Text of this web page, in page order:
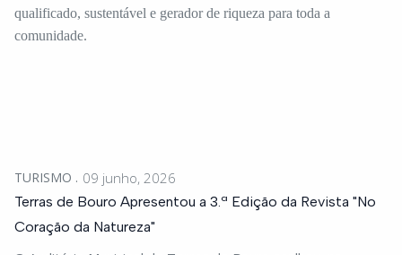
qualificado, sustentável e gerador de riqueza para toda a
comunidade.
TURISMO 09 junho, 2026
Terras de Bouro Apresentou a 3.ª Edição da Revista "No
Coração da Natureza"